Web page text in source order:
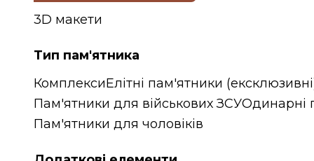
3D макети
Тип пам'ятника
КомплексиЕлітні пам'ятники
Пам'ятники для військових ЗСУОдинарні
Пам'ятники для чоловіків